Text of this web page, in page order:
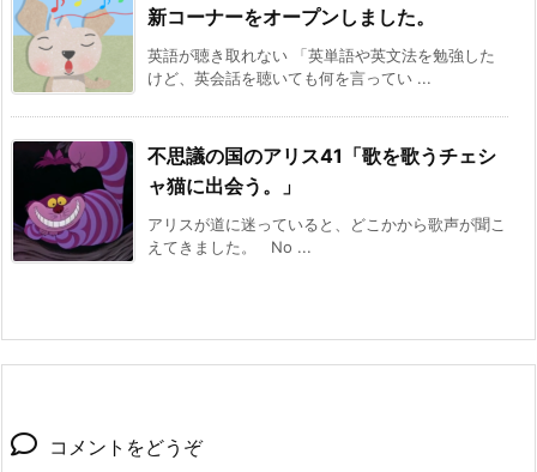
新コーナーをオープンしました。
英語が聴き取れない 「英単語や英文法を勉強した
けど、英会話を聴いても何を言ってい ...
不思議の国のアリス41「歌を歌うチェシ
ャ猫に出会う。」
アリスが道に迷っていると、どこかから歌声が聞こ
えてきました。 No ...
コメントをどうぞ